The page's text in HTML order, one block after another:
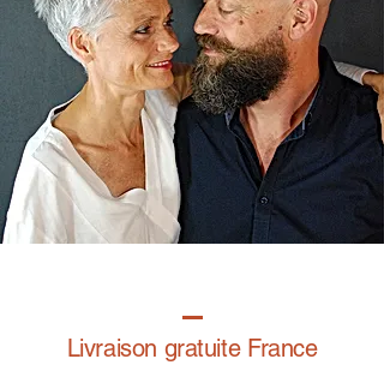
Livraison gratuite France